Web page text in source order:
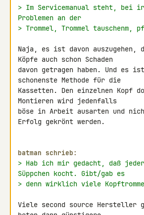
> Im Servicemanual steht, bei
Problemen an der
> Trommel, Trommel tauschenm,
Naja, es ist davon auszugehen,
Köpfe auch schon Schaden
davon getragen haben. Und es
schonenste Methode für die
Kassetten. Den einzelnen Kopf
Montieren wird jedenfalls
böse in Arbeit ausarten und
Erfolg gekrönt werden.
batman schrieb:
> Hab ich mir gedacht, daß
Süppchen kocht. Gibt/gab es
> denn wirklich viele
Viele second source Hersteller